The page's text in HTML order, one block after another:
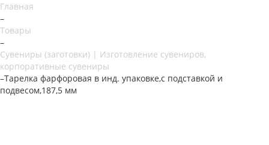
Главная
–
Товары
–
Сувениры (заготовки) | Изготовление сувениров,
корпоративные сувениры
–Тарелка фарфоровая в инд. упаковке,с подставкой и
подвесом,187,5 мм